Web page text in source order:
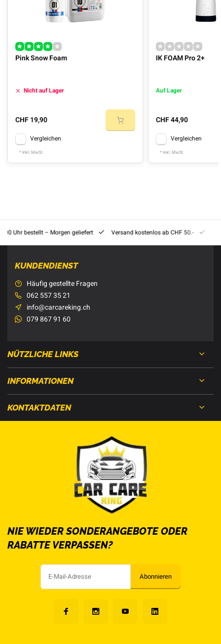
Pink Snow Foam
Nicht auf Lager
CHF 19,90
Vergleichen
* Inkl. MwSt.
IK FOAM Pro 2+
Auf Lager
CHF 44,90
Vergleichen
* Inkl. MwSt.
Uhr bestellt – Morgen geliefert Versand kostenlos ab CHF 50.-
KUNDENDIENST
Häufig gestellte Fragen
062 557 35 21
info@carcareking.ch
079 867 91 60
NÜTZLICHE LINKS
INFORMATIONEN
KONTAKTDATEN
NIE WIEDER SONDERANGEBOTE ODER
RABATTE VERPASSEN?
Abonnieren